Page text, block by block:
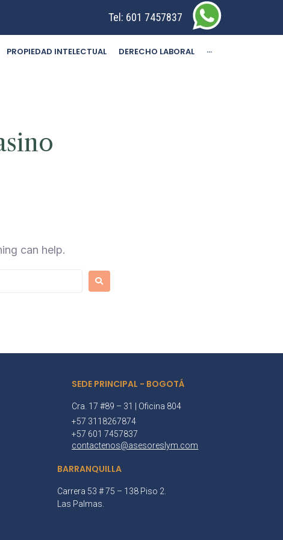
Tel: 601 7457837
PROPIEDAD INTELECTUAL DERECHO LABORAL ···
can help.
SEDE PRINCIPAL - BOGOTÁ
Cra. 17 #89 – 31 | Oficina 804
+57 3118267874
+57 601 7457837
contactenos@asesoreslym.com
BARRANQUILLA
Carrera 53 # 75 – 138 Piso 2.
Las Palmas.